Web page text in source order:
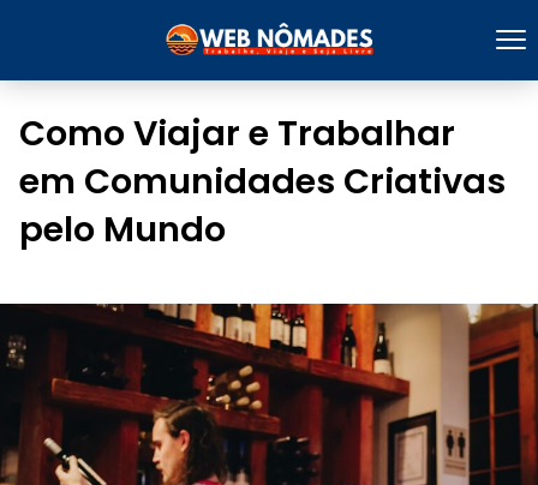
Como Viajar e Trabalhar
em Comunidades Criativas
pelo Mundo